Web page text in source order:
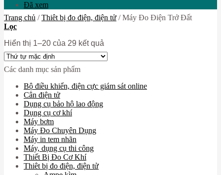
Đã xem
Trang chủ / Thiêt bị đo điện, điện tử /Máy Đo Điện Trở Đất
Lọc
Hiển thị 1–20 của 29 kết quả
Các danh mục sản phẩm
Bộ điều khiển, điện cực giám sát online
Cân điện tử
Dụng cụ bảo hộ lao động
Dụng cụ cơ khí
Máy bơm
Máy Đo Chuyên Dụng
Máy in tem nhãn
Máy, dụng cụ thi công
Thiết Bị Đo Cơ Khí
Thiêt bị đo điện, điện tử